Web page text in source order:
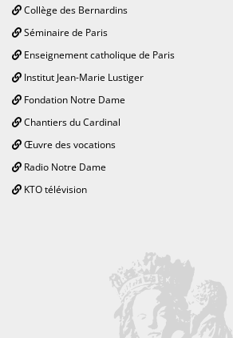
Collège des Bernardins
Séminaire de Paris
Enseignement catholique de Paris
Institut Jean-Marie Lustiger
Fondation Notre Dame
Chantiers du Cardinal
Œuvre des vocations
Radio Notre Dame
KTO télévision